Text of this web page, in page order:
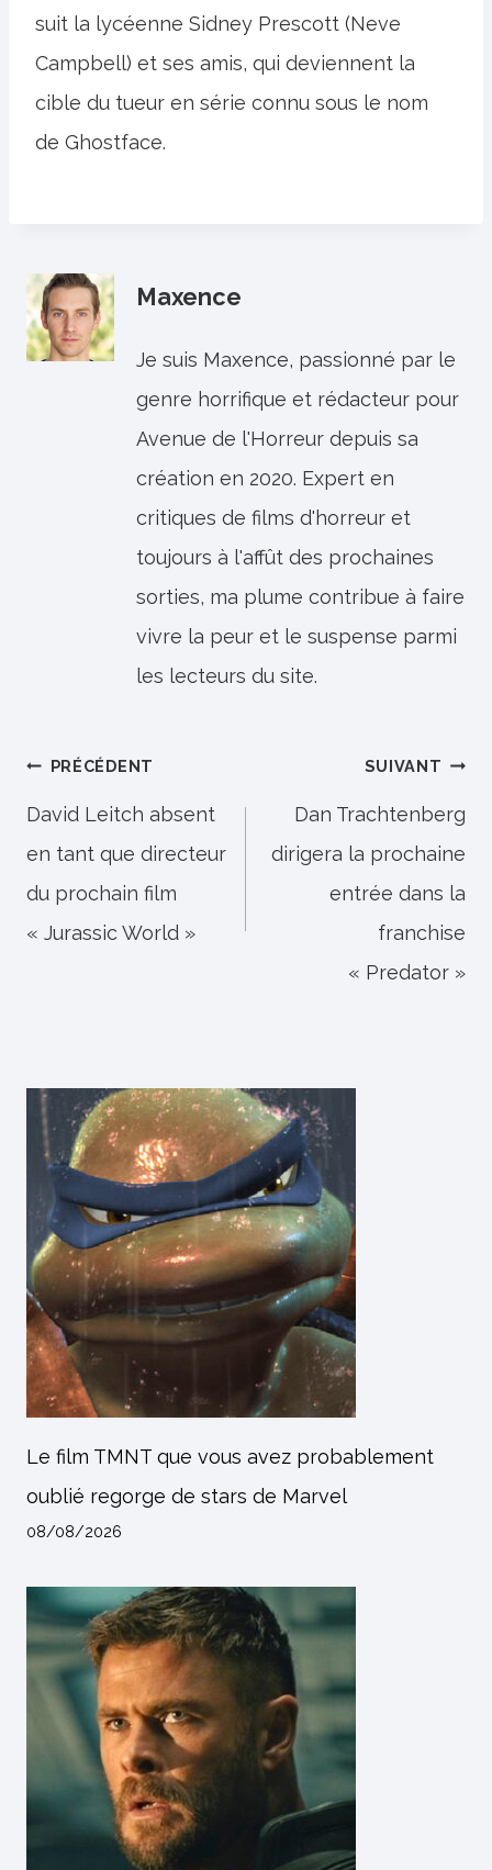
suit la lycéenne Sidney Prescott (Neve
Campbell) et ses amis, qui deviennent la
cible du tueur en série connu sous le nom
de Ghostface.
Maxence
Je suis Maxence, passionné par le
genre horrifique et rédacteur pour
Avenue de l'Horreur depuis sa
création en 2020. Expert en
critiques de films d'horreur et
toujours à l'affût des prochaines
sorties, ma plume contribue à faire
vivre la peur et le suspense parmi
les lecteurs du site.
Navigation
de
l’article
PRÉCÉDENT
David Leitch absent
en tant que directeur
du prochain film
« Jurassic World »
SUIVANT
Dan Trachtenberg
dirigera la prochaine
entrée dans la
franchise
« Predator »
Le film TMNT que vous avez probablement
oublié regorge de stars de Marvel
08/08/2026